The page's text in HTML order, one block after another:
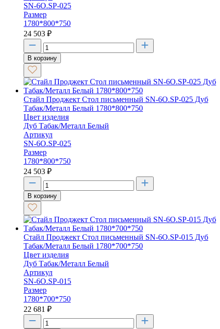
SN-6O.SP-025
Размер
1780*800*750
24 503 ₽
В корзину
Стайл Проджект Стол письменный SN-6O.SP-025 Дуб
Табак/Металл Белый 1780*800*750
Цвет изделия
Дуб Табак/Металл Белый
Артикул
SN-6O.SP-025
Размер
1780*800*750
24 503 ₽
В корзину
Стайл Проджект Стол письменный SN-6O.SP-015 Дуб
Табак/Металл Белый 1780*700*750
Цвет изделия
Дуб Табак/Металл Белый
Артикул
SN-6O.SP-015
Размер
1780*700*750
22 681 ₽